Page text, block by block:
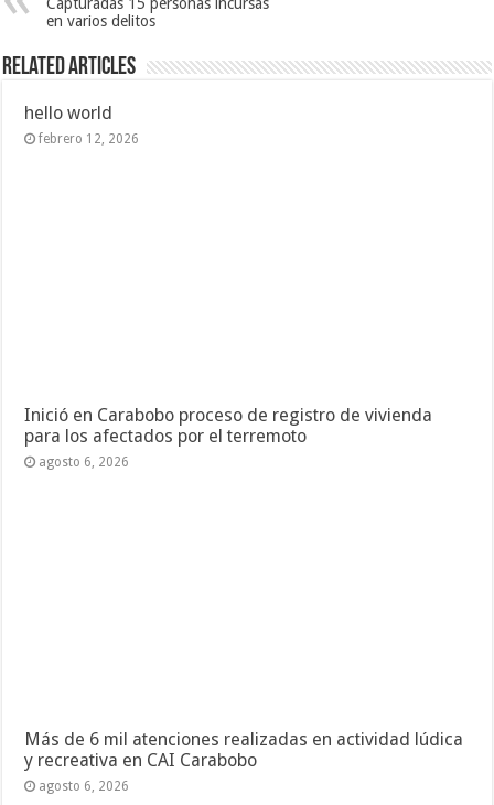
en varios delitos
Related Articles
hello world
febrero 12, 2026
Inició en Carabobo proceso de registro de vivienda
para los afectados por el terremoto
agosto 6, 2026
Más de 6 mil atenciones realizadas en actividad lúdica
y recreativa en CAI Carabobo
agosto 6, 2026